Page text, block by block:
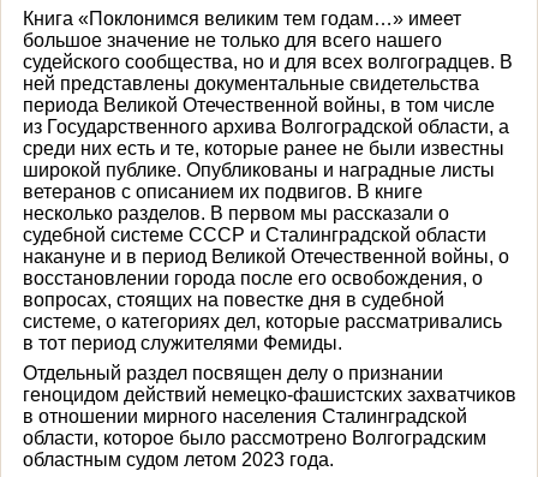
Книга «Поклонимся великим тем годам…» имеет
большое значение не только для всего нашего
судейского сообщества, но и для всех волгоградцев. В
ней представлены документальные свидетельства
периода Великой Отечественной войны, в том числе
из Государственного архива Волгоградской области, а
среди них есть и те, которые ранее не были известны
широкой публике. Опубликованы и наградные листы
ветеранов с описанием их подвигов. В книге
несколько разделов. В первом мы рассказали о
судебной системе СССР и Сталинградской области
накануне и в период Великой Отечественной войны, о
восстановлении города после его освобождения, о
вопросах, стоящих на повестке дня в судебной
системе, о категориях дел, которые рассматривались
в тот период служителями Фемиды.
Отдельный раздел посвящен делу о признании
геноцидом действий немецко-фашистских захватчиков
в отношении мирного населения Сталинградской
области, которое было рассмотрено Волгоградским
областным судом летом 2023 года.